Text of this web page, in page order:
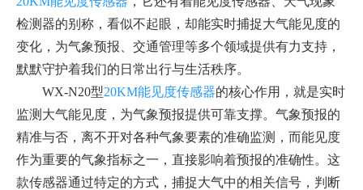
检测器的别称，看似不起眼，却能实时捕捉大气能见度的
变化，为气象预报、交通管理等多个领域提供有力支持，
默默守护着我们的日常出行与生活秩序。
WX-N20型20KM能见度传感器的核心作用，就是实时
监测大气能见度，为气象预报提供可靠支撑。气象预报的
精准与否，离不开对各种气象要素的准确监测，而能见度
作为重要的气象指标之一，直接影响着预报的准确性。这
款传感器通过特定的方式，捕捉大气中的相关信号，判断